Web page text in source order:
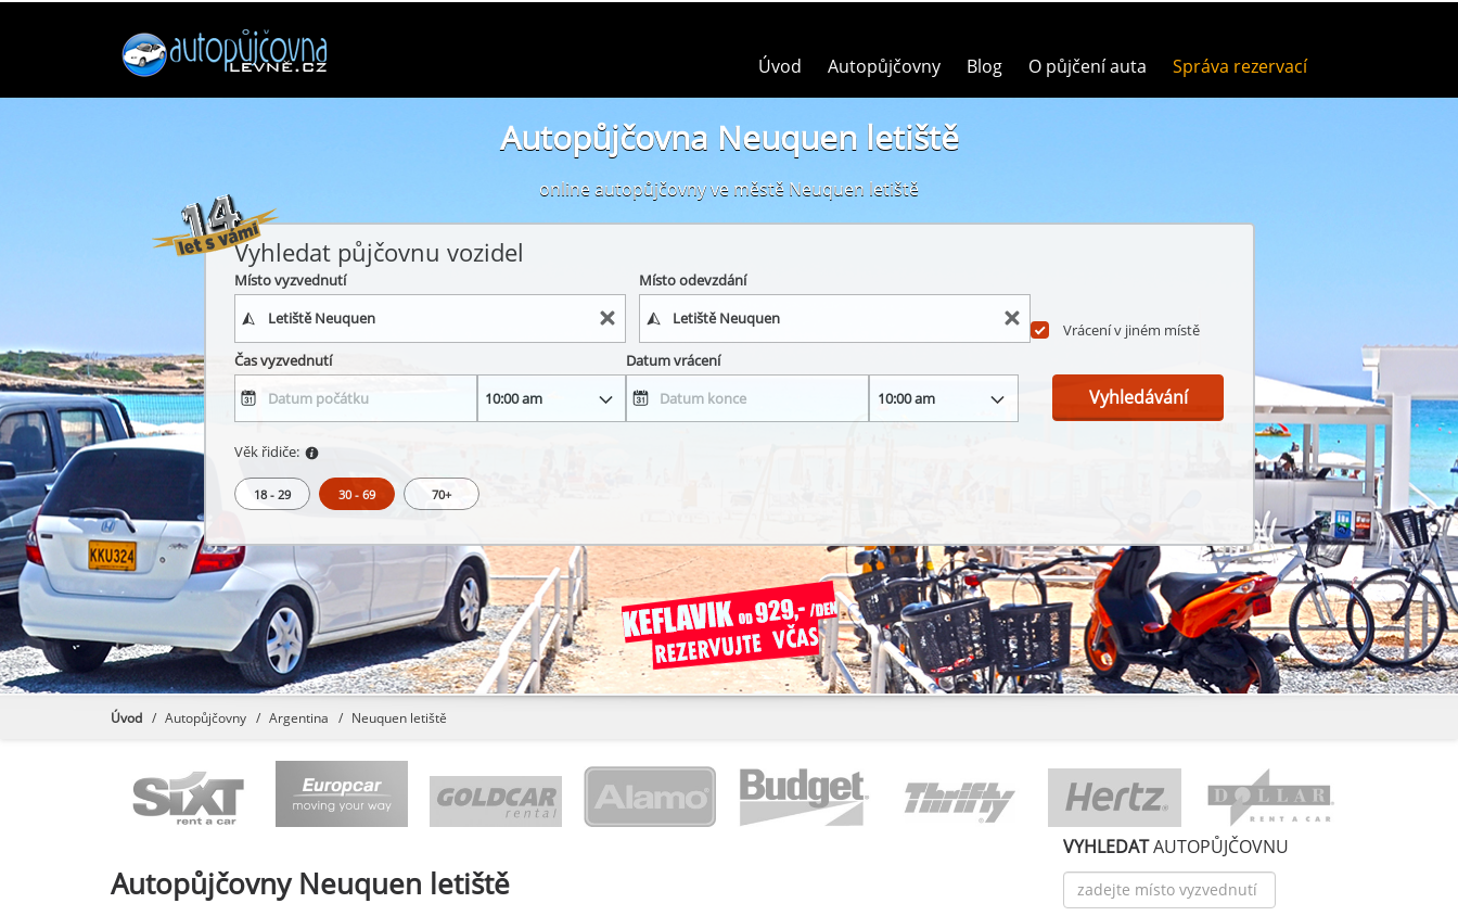
Úvod Autopůjčovny Blog O půjčení auta Správa rezervací
Autopůjčovna Neuquen letiště
online autopůjčovny ve městě Neuquen letiště
Vyhledat půjčovnu vozidel
Místo vyzvednutí Místo odevzdání
Vrácení v jiném místě
Čas vyzvednutí
Datum vrácení
Věk řidiče:
18 - 29 30 - 69 70+
Vyhledávání
Úvod Autopůjčovny Argentina Neuquen letiště
AutopůjčovnyNeuquen letiště
VYHLEDATAUTOPŮJČOVNU